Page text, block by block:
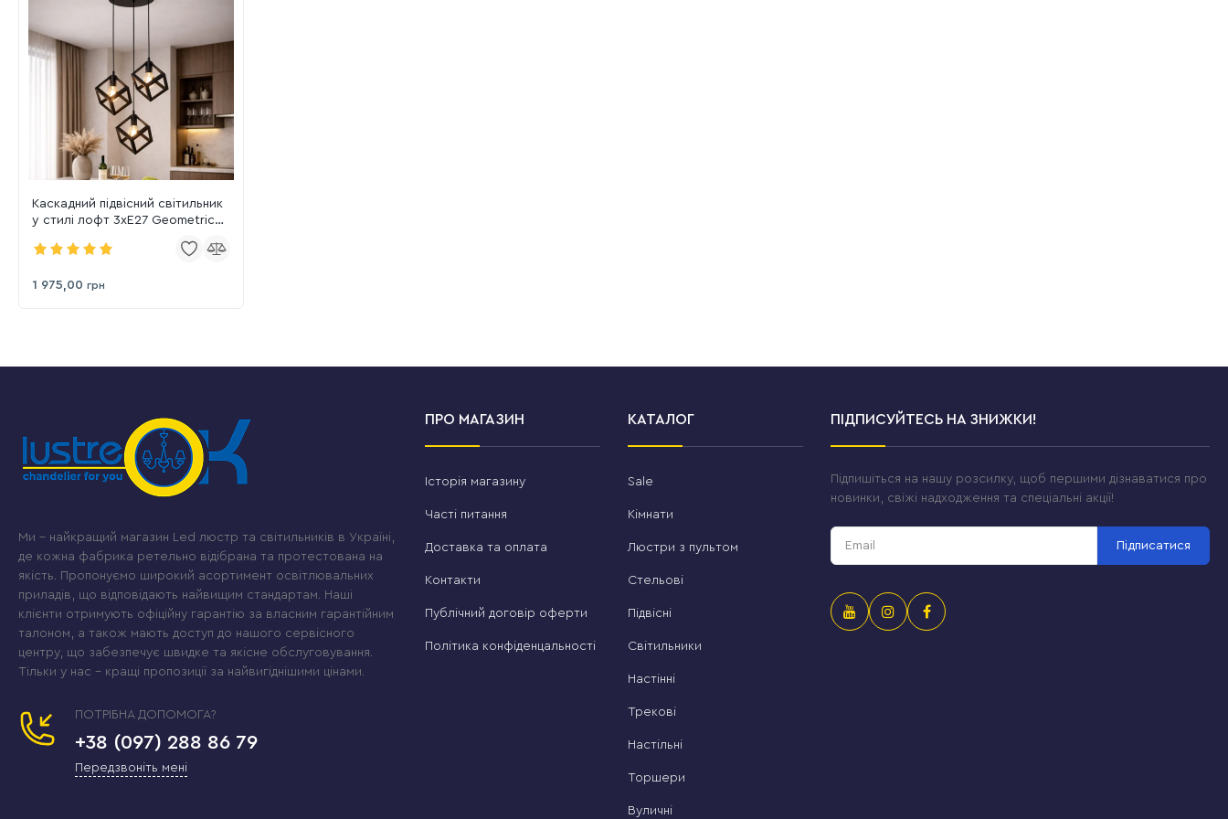
Каскадний підвісний світильник
у стилі лофт 3хE27 Geometric
1 975,00 грн
Ми – найкращий магазин Led люстр та світильників в Україні,
де кожна фабрика ретельно відібрана та протестована на
якість. Пропонуємо широкий асортимент освітлювальних
приладів, що відповідають найвищим стандартам. Наші
клієнти отримують офіційну гарантію за власним гарантійним
талоном, а також мають доступ до нашого сервісного
центру, що забезпечує швидке та якісне обслуговування.
Тільки у нас – кращі пропозиції за найвигіднішими цінами.
ПОТРІБНА ДОПОМОГА?
+38 (097) 288 86 79
Передзвоніть мені
ПРО МАГАЗИН
Історія магазину
Часті питання
Доставка та оплата
Контакти
Публічний договір оферти
Політика конфіденцальності
КАТАЛОГ
Sale
Кімнати
Люстри з пультом
Стельові
Підвісні
Світильники
Настінні
Трекові
Настільні
Торшери
Вуличні
ПІДПИСУЙТЕСЬ НА ЗНИЖКИ!
Підпишіться на нашу розсилку, щоб першими дізнаватися про
новинки, свіжі надходження та спеціальні акції!
Підписатися